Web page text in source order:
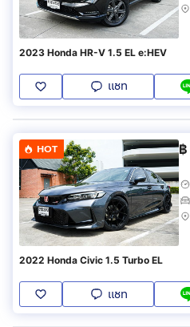
2023 Honda HR-V 1.5 EL e:HEV
แชท
HOT ฿
2022 Honda Civic 1.5 Turbo EL
แชท